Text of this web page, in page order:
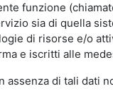
funzione
sia di quella
di risorse e/o
e iscritti alle
di tali dati